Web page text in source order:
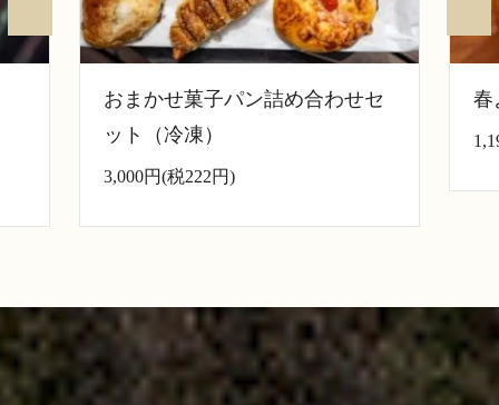
おまかせ菓子パン詰め合わせセ
ット（冷凍）
3,000円(税222円)